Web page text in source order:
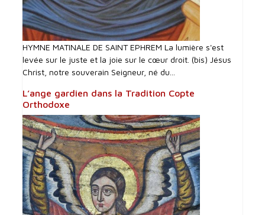
HYMNE MATINALE DE SAINT EPHREM La lumière s'est
levée sur le juste et la joie sur le cœur droit. (bis) Jésus
Christ, notre souverain Seigneur, né du...
L’ange gardien dans la Tradition Copte
Orthodoxe